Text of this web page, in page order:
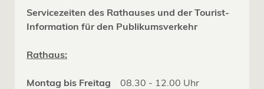
Servicezeiten des Rathauses und der Tourist-
Information für den Publikumsverkehr
Rathaus:
Montag bis Freitag 08.30 - 12.00 Uhr